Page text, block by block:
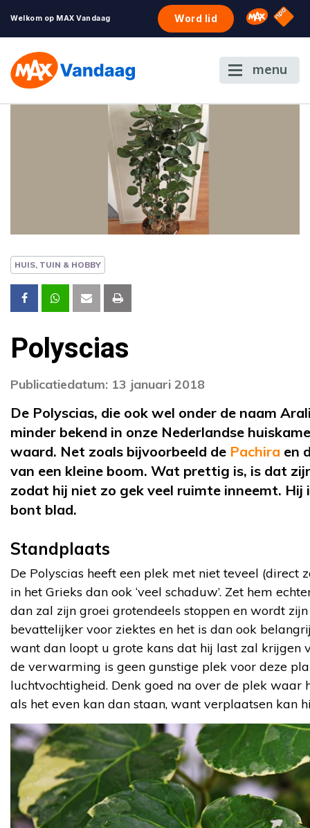
Welkom op MAX Vandaag Word lid Omroep
NPO
menu
HUIS, TUIN & HOBBY
Polyscias
Publicatiedatum: 13 januari 2018
De Polyscias, die ook wel onder de naam
minder bekend in onze Nederlandse
waard. Net zoals bijvoorbeeld de Pachira en
van een kleine boom. Wat prettig is, is dat
zodat hij niet zo gek veel ruimte inneemt. Hij
bont blad.
Standplaats
De Polyscias heeft een plek met niet teveel (direct
in het Grieks dan ook ‘veel schaduw’. Zet hem
dan zal zijn groei grotendeels stoppen en wordt
bevattelijker voor ziektes en het is dan ook
want dan loopt u grote kans dat hij last zal krijgen
de verwarming is geen gunstige plek voor deze
luchtvochtigheid. Denk goed na over de plek
als het even kan dan staan, want verplaatsen kan